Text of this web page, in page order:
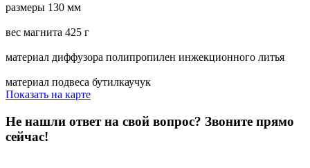
размеры 130 мм
вес магнита 425 г
материал диффузора полипропилен инжекционного литья
материал подвеса бутилкаучук
Показать на карте
Не нашли ответ на свой вопрос? Звоните прямо
сейчас!